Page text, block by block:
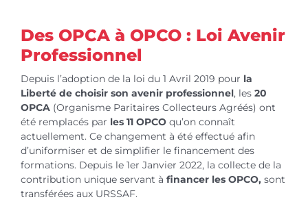
Des OPCA à OPCO : Loi Avenir
Professionnel
Depuis l’adoption de la loi du 1 Avril 2019 pour la
Liberté de choisir son avenir professionnel, les20
OPCA(Organisme Paritaires Collecteurs Agréés) ont
été remplacés par les 11 OPCOqu’on connaît
actuellement. Ce changement à été effectué afin
d’uniformiser et de simplifier le financement des
formations. Depuis le 1er Janvier 2022, la collecte de la
contribution unique servant à financer les OPCO,sont
transférées aux URSSAF.